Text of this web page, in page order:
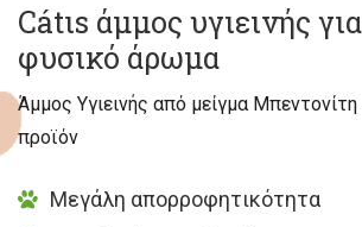
Cátιs άμμος υγιεινής
φυσικό άρωμα
Άμμος Υγιεινής από μείγμα
προϊόν
Μεγάλη απορροφητικότητα